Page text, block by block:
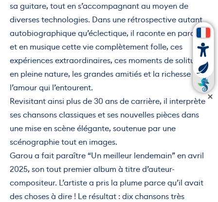
sa guitare, tout en s’accompagnant au moyen de
diverses technologies. Dans une rétrospective autant
autobiographique qu’éclectique, il raconte en paroles
et en musique cette vie complètement folle, ces
expériences extraordinaires, ces moments de solitude
en pleine nature, les grandes amitiés et la richesse de
l’amour qui l’entourent.
Revisitant ainsi plus de 30 ans de carrière, il interprète
ses chansons classiques et ses nouvelles pièces dans
une mise en scène élégante, soutenue par une
scénographie tout en images.
Garou a fait paraître “Un meilleur lendemain” en avril
2025, son tout premier album à titre d’auteur-
compositeur. L’artiste a pris la plume parce qu’il avait
des choses à dire ! Le résultat : dix chansons très